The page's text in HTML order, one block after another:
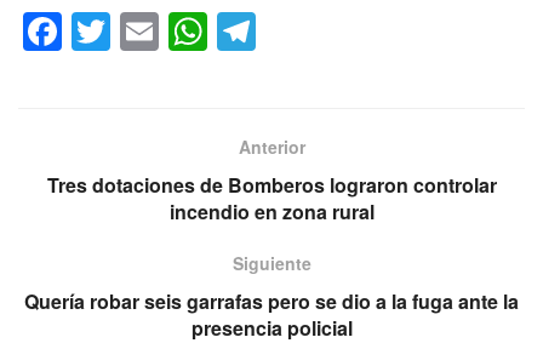
F
a
b
k
T
wi
E
m
W
h
A
p
gr
a
m
Anterior
Tres dotaciones de Bomberos lograron controlar
incendio en zona rural
Siguiente
Quería robar seis garrafas pero se dio a la fuga ante la
presencia policial